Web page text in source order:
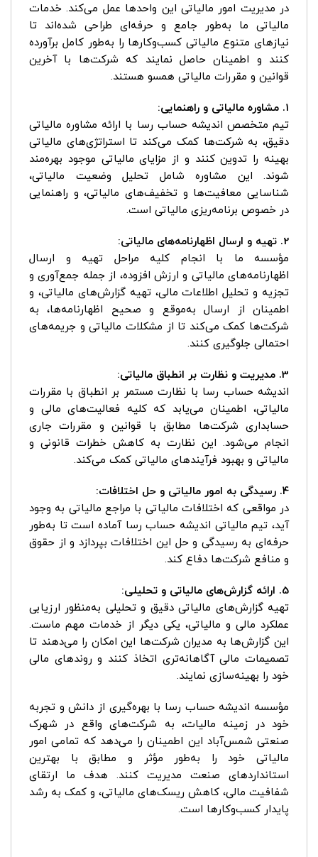
در مدیریت امور مالیاتی این واحدها عمل می‌کند. خدمات
مالیاتی ما به‌طور جامع و حرفه‌ای طراحی شده‌اند تا
نیازهای متنوع مالیاتی کسب‌وکارها را به‌طور کامل برآورده
کنند و اطمینان حاصل نمایند که شرکت‌ها با آخرین
قوانین و مقررات مالیاتی همسو هستند.
1. مشاوره مالیاتی و راهنمایی:
تیم متخصص اندیشه حساب رسا با ارائه مشاوره مالیاتی
دقیق، به شرکت‌ها کمک می‌کند تا استراتژی‌های مالیاتی
بهینه را تدوین کنند و از مزایای مالیاتی موجود بهره‌مند
شوند. این مشاوره شامل تحلیل وضعیت مالیاتی،
شناسایی معافیت‌ها و تخفیف‌های مالیاتی، و راهنمایی
در خصوص برنامه‌ریزی مالیاتی است.
2. تهیه و ارسال اظهارنامه‌های مالیاتی:
مؤسسه ما با انجام کلیه مراحل تهیه و ارسال
اظهارنامه‌های مالیاتی و ارزش افزوده، از جمله جمع‌آوری و
تجزیه و تحلیل اطلاعات مالی، تهیه گزارش‌های مالیاتی، و
اطمینان از ارسال به‌موقع و صحیح اظهارنامه‌ها، به
شرکت‌ها کمک می‌کند تا از مشکلات مالیاتی و جریمه‌های
احتمالی جلوگیری کنند.
3. مدیریت و نظارت بر انطباق مالیاتی:
اندیشه حساب رسا با نظارت مستمر بر انطباق با مقررات
مالیاتی، اطمینان می‌یابد که کلیه فعالیت‌های مالی و
حسابداری شرکت‌ها مطابق با قوانین و مقررات جاری
انجام می‌شود. این نظارت به کاهش خطرات قانونی و
مالیاتی و بهبود فرآیندهای مالیاتی کمک می‌کند.
4. رسیدگی به امور مالیاتی و حل اختلافات:
در مواقعی که اختلافات مالیاتی با مراجع مالیاتی به وجود
آید، تیم مالیاتی اندیشه حساب رسا آماده است تا به‌طور
حرفه‌ای به رسیدگی و حل این اختلافات بپردازد و از حقوق
و منافع شرکت‌ها دفاع کند.
5. ارائه گزارش‌های مالیاتی و تحلیلی:
تهیه گزارش‌های مالیاتی دقیق و تحلیلی به‌منظور ارزیابی
عملکرد مالی و مالیاتی، یکی دیگر از خدمات مهم ماست.
این گزارش‌ها به مدیران شرکت‌ها این امکان را می‌دهند تا
تصمیمات مالی آگاهانه‌تری اتخاذ کنند و روندهای مالی
خود را بهینه‌سازی نمایند.
مؤسسه اندیشه حساب رسا با بهره‌گیری از دانش و تجربه
خود در زمینه مالیات، به شرکت‌های واقع در شهرک
صنعتی شمس‌آباد این اطمینان را می‌دهد که تمامی امور
مالیاتی خود را به‌طور مؤثر و مطابق با بهترین
استانداردهای صنعت مدیریت کنند. هدف ما ارتقای
شفافیت مالی، کاهش ریسک‌های مالیاتی، و کمک به رشد
پایدار کسب‌وکارها است.